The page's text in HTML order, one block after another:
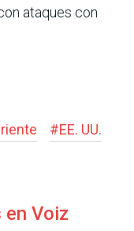
ataques con
#EE. UU.
Voiz